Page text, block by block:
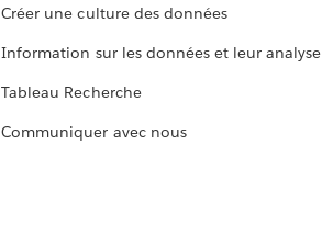
Créer une culture des données
Information sur les données et leur analyse
Tableau Recherche
Communiquer avec nous